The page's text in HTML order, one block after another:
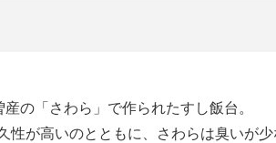
の「さわら」で作られたすし飯台。
性が高いのとともに、さわらは臭いが少